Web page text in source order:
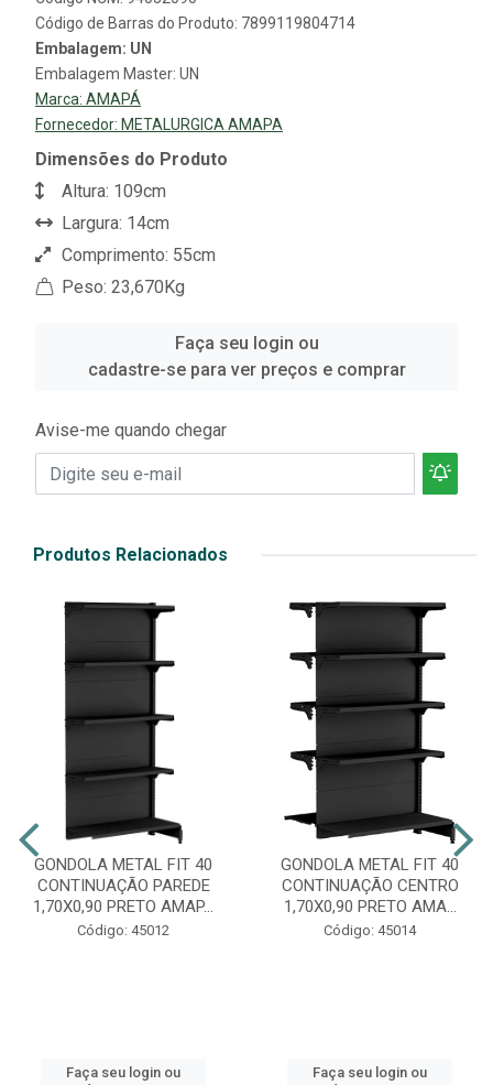
Código de Barras do Produto: 7899119804714
Embalagem: UN
Embalagem Master: UN
Marca: AMAPÁ
Fornecedor: METALURGICA AMAPA
Dimensões do Produto
Altura: 109cm
Largura: 14cm
Comprimento: 55cm
Peso: 23,670Kg
Faça seu login ou
cadastre-se para ver preços e comprar
Avise-me quando chegar
Produtos Relacionados
GONDOLA METAL FIT 40
CONTINUAÇÃO PAREDE
1,70X0,90 PRETO AMAP...
Código: 45012
Faça seu login ou
GONDOLA METAL FIT 40
CONTINUAÇÃO CENTRO
1,70X0,90 PRETO AMA...
Código: 45014
Faça seu login ou